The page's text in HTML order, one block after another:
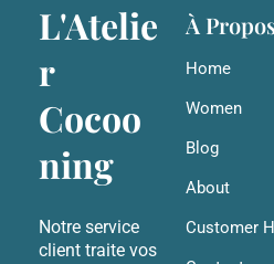
L'Atelie
r
Cocoo
ning
Notre service
client traite vos
À
Home
Women
Blog
About
Customer